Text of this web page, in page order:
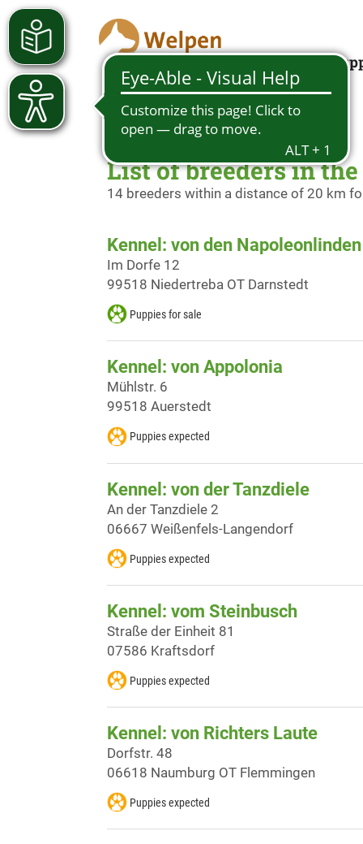
Looking for a
List of breeders in
14 breeders within a distance of 20 km
Kennel: von den Napoleonlinden
Im Dorfe 12
99518 Niedertreba OT Darnstedt
Puppies for sale
Kennel: von Appolonia
Mühlstr. 6
99518 Auerstedt
Puppies expected
Kennel: von der Tanzdiele
An der Tanzdiele 2
06667 Weißenfels-Langendorf
Puppies expected
Kennel: vom Steinbusch
Straße der Einheit 81
07586 Kraftsdorf
Puppies expected
Kennel: von Richters Laute
Dorfstr. 48
06618 Naumburg OT Flemmingen
Puppies expected